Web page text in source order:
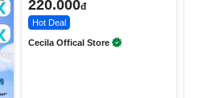
220.000đ
Hot Deal
Cecila Offical Store